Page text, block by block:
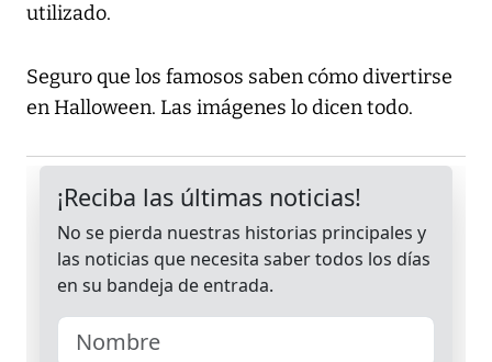
utilizado.
Seguro que los famosos saben cómo divertirse
en Halloween. Las imágenes lo dicen todo.